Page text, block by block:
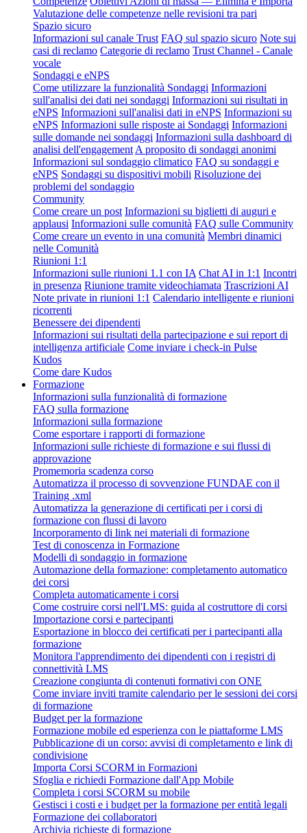
Valutazione delle competenze nelle revisioni tra pari
Spazio sicuro
Informazioni sul canale Trust FAQ sul spazio sicuro Note sui
casi di reclamo Categorie di reclamo Trust Channel - Canale
vocale
Sondaggi e eNPS
Come utilizzare la funzionalità Sondaggi Informazioni
sull'analisi dei dati nei sondaggi Informazioni sui risultati in
eNPS Informazioni sull'analisi dati in eNPS Informazioni su
eNPS Informazioni sulle risposte ai Sondaggi Informazioni
sulle domande nei sondaggi Informazioni sulla dashboard di
analisi dell'engagement A proposito di sondaggi anonimi
Informazioni sul sondaggio climatico FAQ su sondaggi e
eNPS Sondaggi su dispositivi mobili Risoluzione dei
problemi del sondaggio
Community
Come creare un post Informazioni su biglietti di auguri e
applausi Informazioni sulle comunità FAQ sulle Community
Come creare un evento in una comunità Membri dinamici
nelle Comunità
Riunioni 1:1
Informazioni sulle riunioni 1.1 con IA Chat AI in 1:1 Incontri
in presenza Riunione tramite videochiamata Trascrizioni AI
Note private in riunioni 1:1 Calendario intelligente e riunioni
ricorrenti
Benessere dei dipendenti
Informazioni sui risultati della partecipazione e sui report di
intelligenza artificiale Come inviare i check-in Pulse
Kudos
Come dare Kudos
Formazione
Informazioni sulla funzionalità di formazione
FAQ sulla formazione
Informazioni sulla formazione
Come esportare i rapporti di formazione
Informazioni sulle richieste di formazione e sui flussi di
approvazione
Promemoria scadenza corso
Automatizza il processo di sovvenzione FUNDAE con il
Training .xml
Automatizza la generazione di certificati per i corsi di
formazione con flussi di lavoro
Incorporamento di link nei materiali di formazione
Test di conoscenza in Formazione
Modelli di sondaggio in formazione
Automazione della formazione: completamento automatico
dei corsi
Completa automaticamente i corsi
Come costruire corsi nell'LMS: guida al costruttore di corsi
Importazione corsi e partecipanti
Esportazione in blocco dei certificati per i partecipanti alla
formazione
Monitora l'apprendimento dei dipendenti con i registri di
connettività LMS
Creazione congiunta di contenuti formativi con ONE
Come inviare inviti tramite calendario per le sessioni dei corsi
di formazione
Budget per la formazione
Formazione mobile ed esperienza con le piattaforme LMS
Pubblicazione di un corso: avvisi di completamento e link di
condivisione
Importa Corsi SCORM in Formazioni
Sfoglia e richiedi Formazione dall'App Mobile
Completa i corsi SCORM su mobile
Gestisci i costi e i budget per la formazione per entità legali
Formazione dei collaboratori
Archivia richieste di formazione